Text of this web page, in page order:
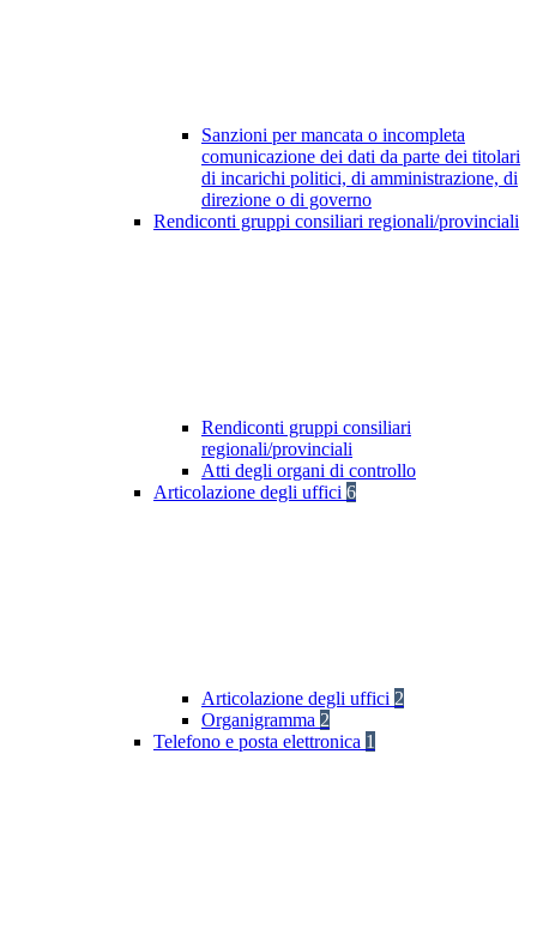
Sanzioni per mancata o incompleta
comunicazione dei dati da parte dei titolari
di incarichi politici, di amministrazione, di
direzione o di governo
Rendiconti gruppi consiliari regionali/provinciali
Rendiconti gruppi consiliari
regionali/provinciali
Atti degli organi di controllo
Articolazione degli uffici 6
Articolazione degli uffici 2
Organigramma 2
Telefono e posta elettronica 1